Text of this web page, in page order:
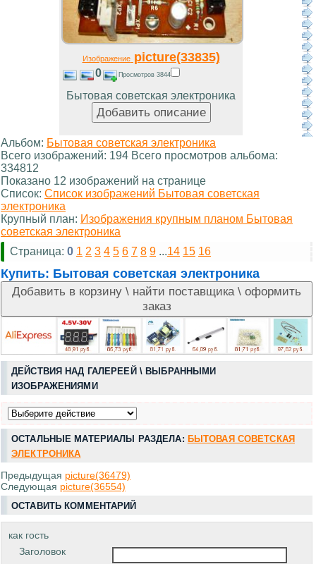
Изображениеpicture(33835)
0 Просмотров 3844
Бытовая советская электроника
Альбом: Бытовая советская электроника
Всего изображений: 194 Всего просмотров альбома:
334812
Показано 12 изображений на странице
Список: Список изображений Бытовая советская
электроника
Крупный план: Изображения крупным планом Бытовая
советская электроника
Страница: 0 1 2 3 4 5 6 7 8 9 ...14 15 16
Купить: Бытовая советская электроника
ДЕЙСТВИЯ НАД ГАЛЕРЕЕЙ \ ВЫБРАННЫМИ
ИЗОБРАЖЕНИЯМИ
ОСТАЛЬНЫЕ МАТЕРИАЛЫ РАЗДЕЛА: БЫТОВАЯ СОВЕТСКАЯ
ЭЛЕКТРОНИКА
Предыдущая picture(36479)
Следующая picture(36554)
ОСТАВИТЬ КОММЕНТАРИЙ
как гость
Заголовок